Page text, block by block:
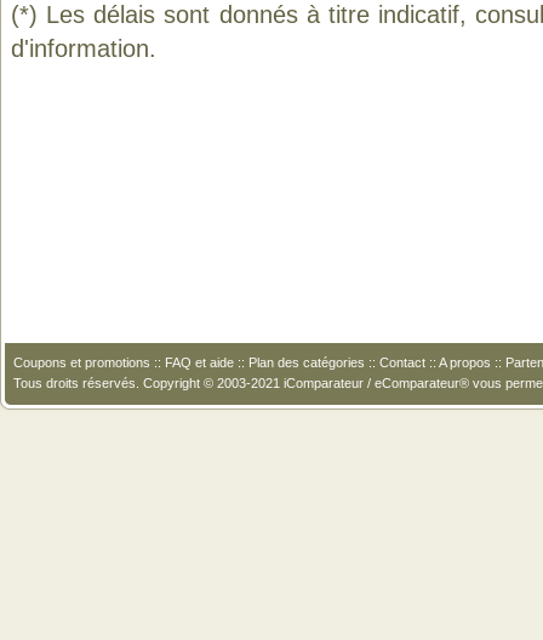
(*) Les délais sont donnés à titre indicatif,
d'information.
Coupons et promotions :: FAQ et aide :: Plan des catégories :: Contact :: A propos ::
Tous droits réservés. Copyright © 2003-2021 iComparateur / eComparateur® vous